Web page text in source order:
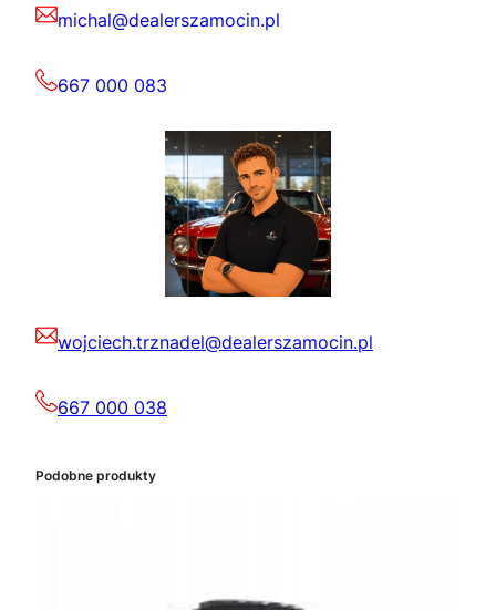
michal@dealerszamocin.pl
667 000 083
wojciech.trznadel@dealerszamocin.pl
667 000 038
Podobne produkty